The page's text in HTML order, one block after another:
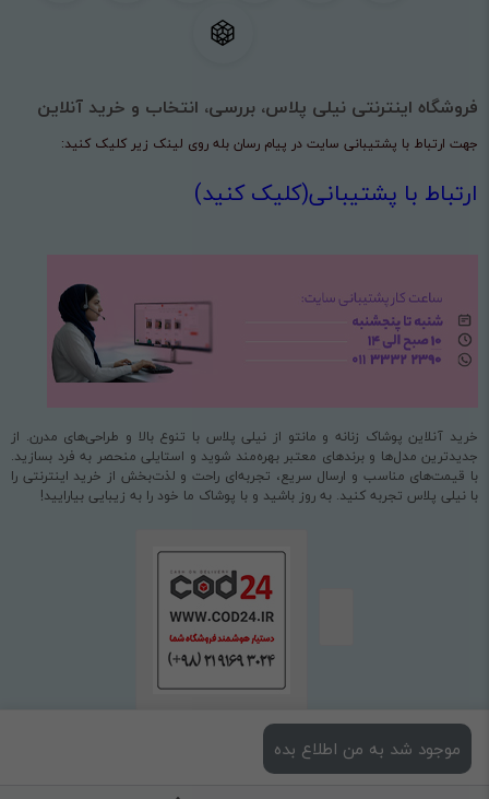
موجود شد به من اطلاع بده
فروشگاه اینترنتی نیلی پلاس، بررسی، انتخاب و خرید آنلاین
جهت ارتباط با پشتیبانی سایت در پیام رسان بله روی لینک زیر کلیک کنید:
ارتباط با پشتیبانی(کلیک کنید)
خرید آنلاین پوشاک زنانه و مانتو از نیلی پلاس با تنوع بالا و طراحی‌های مدرن. از
جدیدترین مدل‌ها و برندهای معتبر بهره‌مند شوید و استایلی منحصر به فرد بسازید.
با قیمت‌های مناسب و ارسال سریع، تجربه‌ای راحت و لذت‌بخش از خرید اینترنتی را
با نیلی پلاس تجربه کنید. به روز باشید و با پوشاک ما خود را به زیبایی بیارایید!
استفاده از مطالب فروشگاه اینترنتی نیلی پلاس فقط برای مقاصد غیرتجاری و با ذکر
منبع بلامانع است.